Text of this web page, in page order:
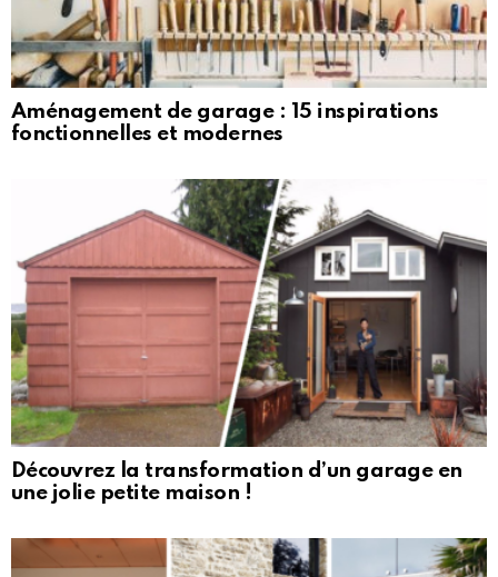
Aménagement de garage : 15 inspirations
fonctionnelles et modernes
Découvrez la transformation d’un garage en
une jolie petite maison !